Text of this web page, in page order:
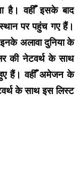
है। वहीँ इसके बाद
पर पहुंच गए हैं।
अलावा दुनिया के
की नेटवर्थ के साथ
हुए हैं। वहीँ अमेजन के
के साथ इस लिस्ट